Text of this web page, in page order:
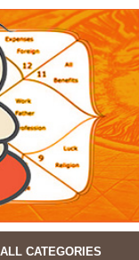
ALL CATEGORIES